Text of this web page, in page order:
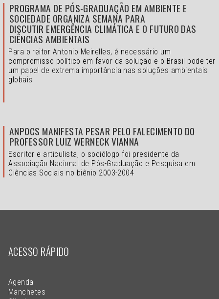
PROGRAMA DE PÓS-GRADUAÇÃO EM AMBIENTE E
SOCIEDADE ORGANIZA SEMANA PARA
DISCUTIR EMERGÊNCIA CLIMÁTICA E O FUTURO DAS
CIÊNCIAS AMBIENTAIS
Para o reitor Antonio Meirelles, é necessário um
compromisso político em favor da solução e o Brasil pode ter
um papel de extrema importância nas soluções ambientais
globais
ANPOCS MANIFESTA PESAR PELO FALECIMENTO DO
PROFESSOR LUIZ WERNECK VIANNA
Escritor e articulista, o sociólogo foi presidente da
Associação Nacional de Pós-Graduação e Pesquisa em
Ciências Sociais no biênio 2003-2004
ACESSO RÁPIDO
Agenda
Manchetes